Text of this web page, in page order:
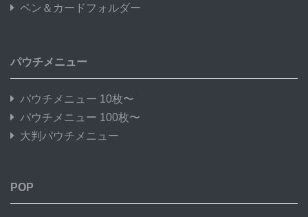
ペン＆カードフォルダー
パウチメニュー
パウチメニュー 10枚〜
パウチメニュー 100枚〜
大判パウチメニュー
POP